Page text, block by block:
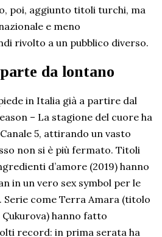
poi, aggiunto titoli turchi, ma
e meno
rivolto a un pubblico diverso.
da lontano
in Italia già a partire dal
– La stagione del cuore ha
5, attirando un vasto
non si è più fermato. Titoli
d’amore (2019) hanno
in un vero sex symbol per le
come Terra Amara (titolo
hanno fatto
record: in prima serata ha